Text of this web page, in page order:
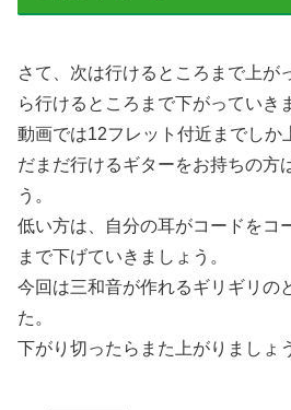
さて、次は行けるところまで上が
ら行けるところまで下がっていき
動画では12フレット付近までしか
だまだ行けるギターをお持ちの方
う。
低い方は、自分の耳がコードをコ
まで下げていきましょう。
今回は三和音が作れるギリギリの
た。
下がり切ったらまた上がりましょ